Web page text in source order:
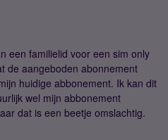
een familielid voor een sim only
de aangeboden abonnement
huidige abbonement. Ik kan dit
wel mijn abbonement
dat is een beetje omslachtig.